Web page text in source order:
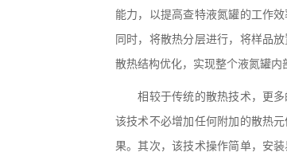
能力，以提高查特液氮罐的工作
同时，将散热分层进行，将样品
散热结构优化，实现整个液氮罐内
相较于传统的散热技术，更多
该技术不必增加任何附加的散热
果。其次，该技术操作简单，安